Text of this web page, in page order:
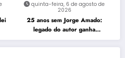
quinta-feira, 6 de agosto de
2026
25 anos sem Jorge Amado:
legado do autor ganha
celebração na Flipelô